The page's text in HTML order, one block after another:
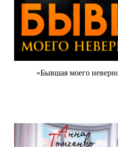
«Бывшая моего